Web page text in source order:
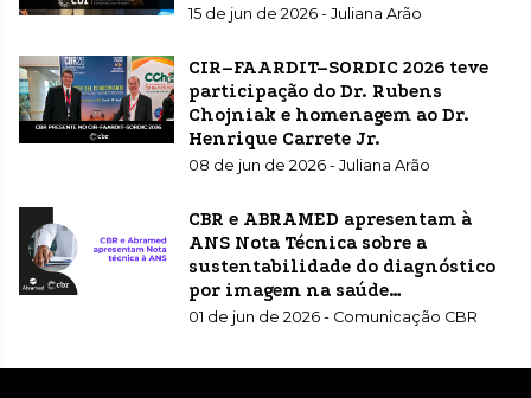
15 de jun de 2026 - Juliana Arão
CIR–FAARDIT–SORDIC 2026 teve
participação do Dr. Rubens
Chojniak e homenagem ao Dr.
Henrique Carrete Jr.
08 de jun de 2026 - Juliana Arão
CBR e ABRAMED apresentam à
ANS Nota Técnica sobre a
sustentabilidade do diagnóstico
por imagem na saúde
suplementar
01 de jun de 2026 - Comunicação CBR